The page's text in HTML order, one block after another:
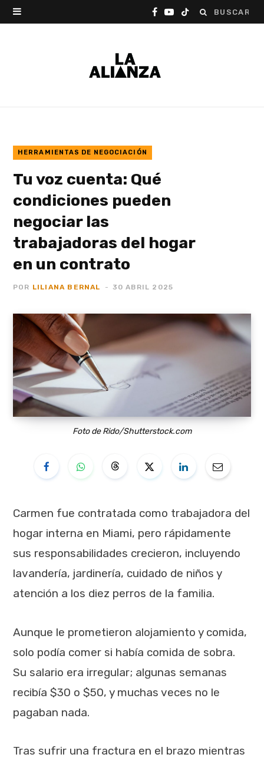
Buscar:
F
k
Y T
HERRAMIENTAS DE NEGOCIACIÓN
Tu voz cuenta: Qué
condiciones pueden
negociar las
trabajadoras del hogar
en un contrato
POR LILIANA BERNAL 30 ABRIL 2025
Foto de Rido/Shutterstock.com
Carmen fue contratada como trabajadora del
hogar interna en Miami, pero rápidamente
sus responsabilidades crecieron, incluyendo
lavandería, jardinería, cuidado de niños y
atención a los diez perros de la familia.
Aunque le prometieron alojamiento y comida,
solo podía comer si había comida de sobra.
Su salario era irregular; algunas semanas
recibía $30 o $50, y muchas veces no le
pagaban nada.
Tras sufrir una fractura en el brazo mientras